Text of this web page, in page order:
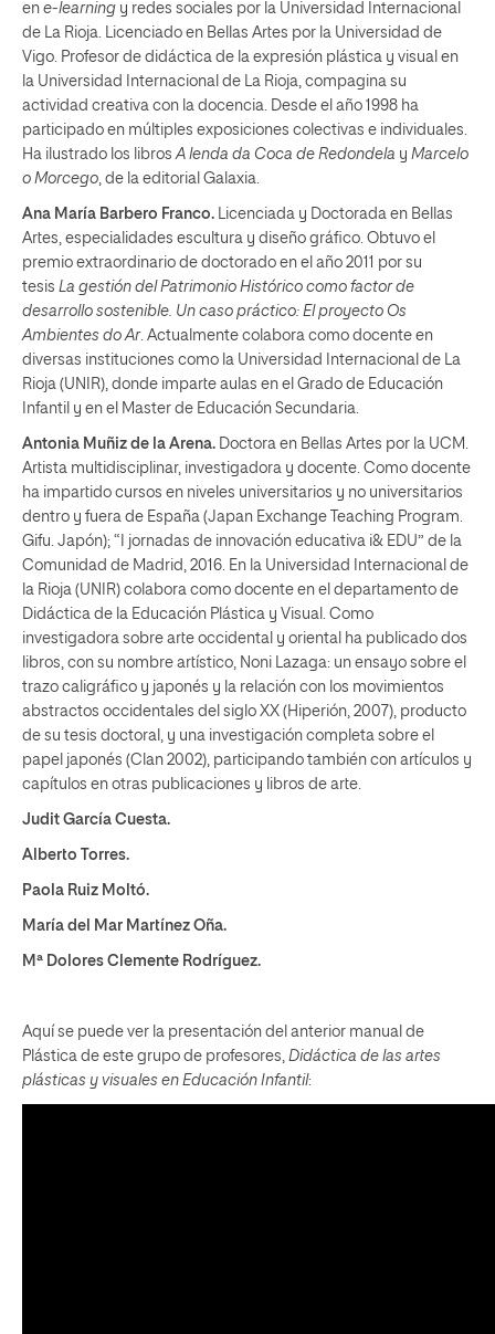
en e-learning y redes sociales por la Universidad Internacional
de La Rioja. Licenciado en Bellas Artes por la Universidad de
Vigo. Profesor de didáctica de la expresión plástica y visual en
la Universidad Internacional de La Rioja, compagina su
actividad creativa con la docencia. Desde el año 1998 ha
participado en múltiples exposiciones colectivas e individuales.
Ha ilustrado los librosA lenda da Coca de Redondela y Marcelo
o Morcego, de la editorial Galaxia.
Ana María Barbero Franco. Licenciada y Doctorada en Bellas
Artes, especialidades escultura y diseño gráfico. Obtuvo el
premio extraordinario de doctorado en el año 2011 por su
tesis La gestión del Patrimonio Histórico como factor de
desarrollo sostenible. Un caso práctico: El proyecto Os
Ambientes do Ar. Actualmente colabora como docente en
diversas instituciones como la Universidad Internacional de La
Rioja (UNIR), donde imparte aulas en el Grado de Educación
Infantil y en el Master de Educación Secundaria.
Antonia Muñiz de la Arena. Doctora en Bellas Artes por la UCM.
Artista multidisciplinar, investigadora y docente. Como docente
ha impartido cursos en niveles universitarios y no universitarios
dentro y fuera de España (Japan Exchange Teaching Program.
Gifu. Japón); “I jornadas de innovación educativa i& EDU” de la
Comunidad de Madrid, 2016. En la Universidad Internacional de
la Rioja (UNIR) colabora como docente en el departamento de
Didáctica de la Educación Plástica y Visual. Como
investigadora sobre arte occidental y oriental ha publicado dos
libros, con su nombre artístico, Noni Lazaga: un ensayo sobre el
trazo caligráfico y japonés y la relación con los movimientos
abstractos occidentales del siglo XX (Hiperión, 2007), producto
de su tesis doctoral, y una investigación completa sobre el
papel japonés (Clan 2002), participando también con artículos y
capítulos en otras publicaciones y libros de arte.
Judit García Cuesta.
Alberto Torres.
Paola Ruiz Moltó.
María del Mar Martínez Oña.
Mª Dolores Clemente Rodríguez.
Aquí se puede ver la presentación del anterior manual de
Plástica de este grupo de profesores, Didáctica de las artes
plásticas y visuales en Educación Infantil: